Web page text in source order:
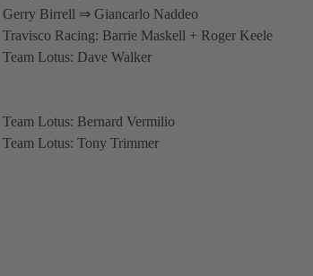
Gerry Birrell ⇒ Giancarlo Naddeo
Travisco Racing: Barrie Maskell + Roger Keele
Team Lotus: Dave Walker
Team Lotus: Bernard Vermilio
Team Lotus: Tony Trimmer